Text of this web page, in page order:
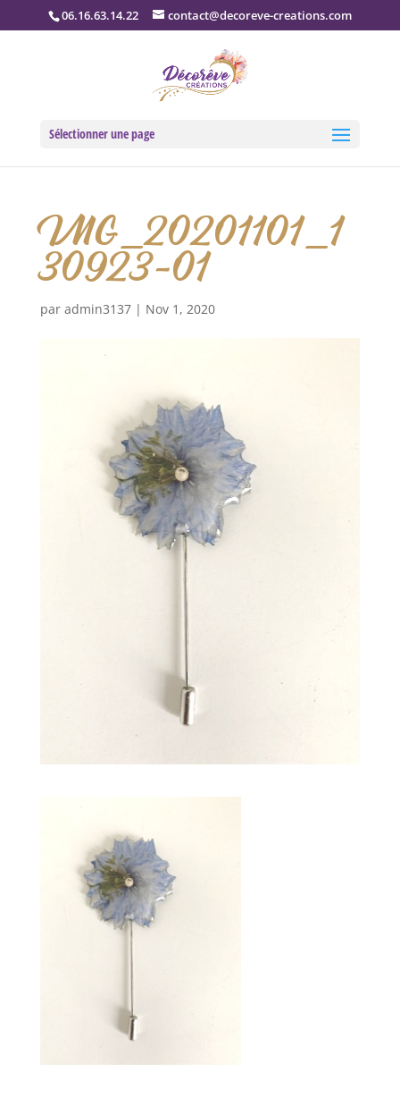
06.16.63.14.22 contact@decoreve-creations.com
Sélectionner une page
IMG_20201101_1
30923-01
par admin3137| Nov 1, 2020